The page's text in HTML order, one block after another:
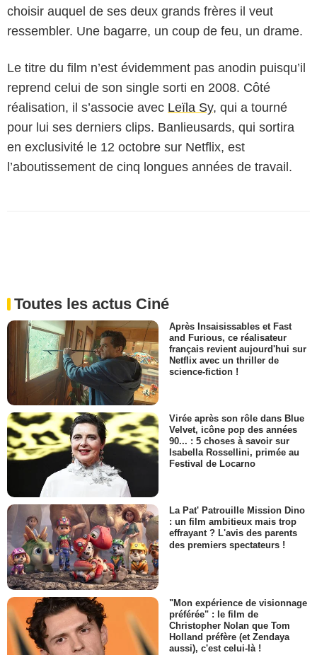
choisir auquel de ses deux grands frères il veut
ressembler. Une bagarre, un coup de feu, un drame.
Le titre du film n’est évidemment pas anodin puisqu’il
reprend celui de son single sorti en 2008. Côté
réalisation, il s’associe avec Leïla Sy, qui a tourné
pour lui ses derniers clips. Banlieusards, qui sortira
en exclusivité le 12 octobre sur Netflix, est
l’aboutissement de cinq longues années de travail.
Toutes les actus Ciné
Après Insaisissables et Fast
and Furious, ce réalisateur
français revient aujourd'hui sur
Netflix avec un thriller de
science-fiction !
Virée après son rôle dans Blue
Velvet, icône pop des années
90... : 5 choses à savoir sur
Isabella Rossellini, primée au
Festival de Locarno
La Pat' Patrouille Mission Dino
: un film ambitieux mais trop
effrayant ? L'avis des parents
des premiers spectateurs !
"Mon expérience de visionnage
préférée" : le film de
Christopher Nolan que Tom
Holland préfère (et Zendaya
aussi), c'est celui-là !